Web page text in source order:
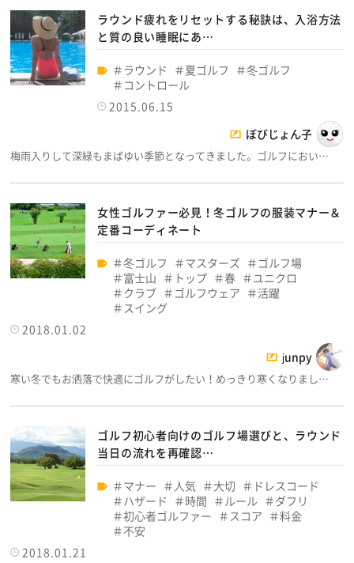
ラウンド疲れをリセットする秘訣は、入浴方法
と質の良い睡眠にあ…
ラウンド 夏ゴルフ
冬ゴルフ
コントロール
2015.06.15
ぼびじょん子
梅雨入りして深緑もまばゆい季節となってきました。ゴルフにおい…
女性ゴルファー必見！冬ゴルフの服装マナー＆
定番コーディネート
冬ゴルフ マスターズ
ゴルフ場
富士山
トップ 春
ユニクロ
クラブ
ゴルフウェア
活躍
スイング
2018.01.02
junpy
寒い冬でもお洒落で快適にゴルフがしたい！めっきり寒くなりまし…
ゴルフ初心者向けのゴルフ場選びと、ラウンド
当日の流れを再確認…
マナー 人気 大切
ドレスコード
ハザード
時間 ルール
ダフリ
初心者ゴルファー
スコア
料金
不安
2018.01.21